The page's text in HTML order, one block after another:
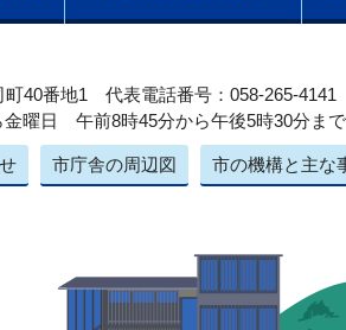
町40番地1 代表電話番号：058-265-4141
曜日 午前8時45分から午後5時30分ま
市庁舎の周辺図 市の機構と主な